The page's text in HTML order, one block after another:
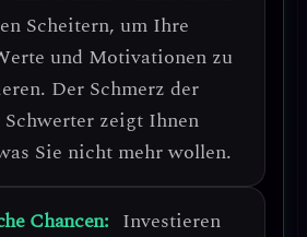
Scheitern, um Ihre
und Motivationen zu
Der Schmerz der
Schwerter zeigt Ihnen
Sie nicht mehr wollen.
Chancen: Investieren